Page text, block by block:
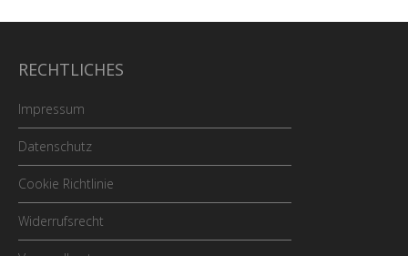
RECHTLICHES
Impressum
Datenschutz
Cookie Richtlinie
Widerrufsrecht